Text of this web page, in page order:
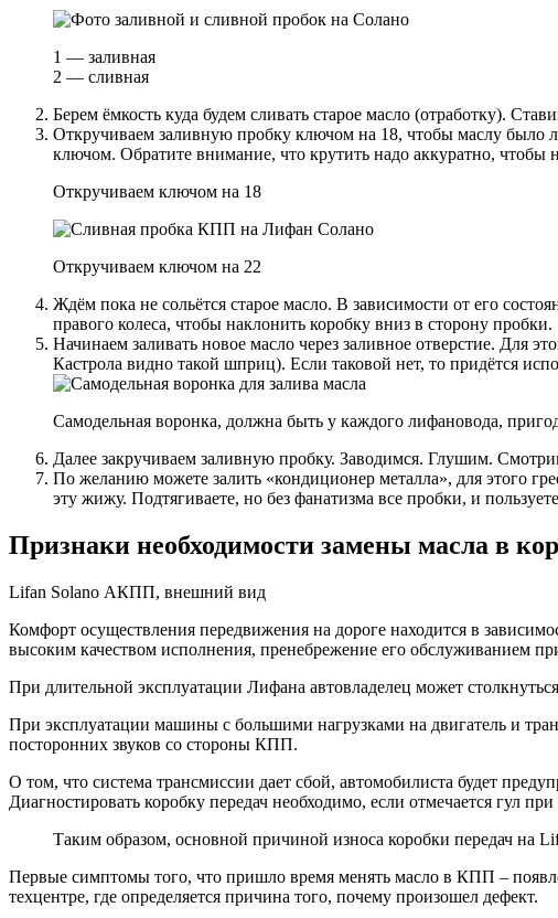
1 — заливная
2 — сливная
Берем ёмкость куда будем сливать старое масло (отработку).
Откручиваем заливную пробку ключом на 18, чтобы маслу было
ключом. Обратите внимание, что крутить надо аккуратно, чтобы
Откручиваем ключом на 18
Откручиваем ключом на 22
Ждём пока не сольётся старое масло. В зависимости от его
правого колеса, чтобы наклонить коробку вниз в сторону пробки.
Начинаем заливать новое масло через заливное отверстие. Для
Кастрола видно такой шприц). Если таковой нет, то придётся
Самодельная воронка, должна быть у каждого лифановода,
Далее закручиваем заливную пробку. Заводимся. Глушим.
По желанию можете залить «кондиционер металла», для этого
эту жижу. Подтягиваете, но без фанатизма все пробки, и
Признаки необходимости замены масла в
Lifan Solano АКПП, внешний вид
Комфорт осуществления передвижения на дороге находится в
высоким качеством исполнения, пренебрежение его обслуживанием
При длительной эксплуатации Лифана автовладелец может
При эксплуатации машины с большими нагрузками на двигатель и
посторонних звуков со стороны КПП.
О том, что система трансмиссии дает сбой, автомобилиста будет
Диагностировать коробку передач необходимо, если отмечается гул
Таким образом, основной причиной износа коробки передач на
Первые симптомы того, что пришло время менять масло в КПП –
техцентре, где определяется причина того, почему произошел дефект.